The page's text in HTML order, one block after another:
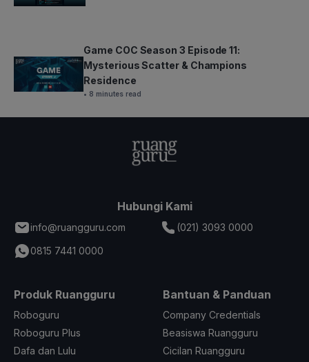
Game COC Season 3 Episode 11:
Mysterious Scatter & Champions
Residence
• 8 minutes read
Hubungi Kami
info@ruangguru.com
(021) 3093 0000
0815 7441 0000
Produk Ruangguru
Roboguru
Roboguru Plus
Dafa dan Lulu
Bantuan & Panduan
Company Credentials
Beasiswa Ruangguru
Cicilan Ruangguru